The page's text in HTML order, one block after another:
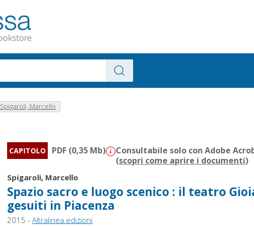
Spigaroli, Marcello
CAPITOLO PDF (0,35 Mb)
Consultabile solo con Adobe
(scopri come aprire i documenti)
Spigaroli, Marcello
Spazio sacro e luogo scenico : il teatro
gesuiti in Piacenza
2015 -Altralinea edizioni